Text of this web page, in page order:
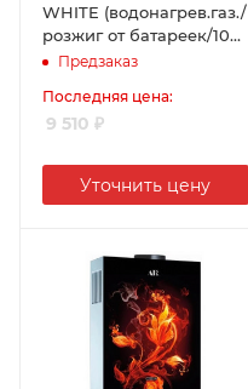
WHITE (водонагрев.газ./
розжиг от батареек/10л/
мин /дымоходный)
Предзаказ
Последняя цена:
9 510 ₽
Уточнить цену